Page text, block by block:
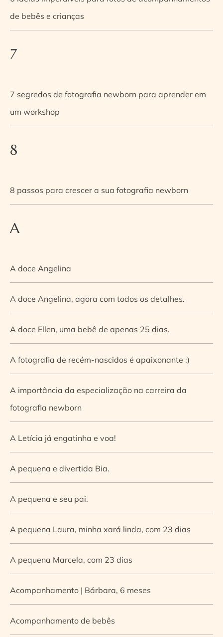
de bebês e crianças
7
7 segredos de fotografia newborn para aprender em
um workshop
8
8 passos para crescer a sua fotografia newborn
A
A doce Angelina
A doce Angelina, agora com todos os detalhes.
A doce Ellen, uma bebê de apenas 25 dias.
A fotografia de recém-nascidos é apaixonante :)
A importância da especialização na carreira da
fotografia newborn
A Letícia já engatinha e voa!
A pequena e divertida Bia.
A pequena e seu pai.
A pequena Laura, minha xará linda, com 23 dias
A pequena Marcela, com 23 dias
Acompanhamento | Bárbara, 6 meses
Acompanhamento de bebês